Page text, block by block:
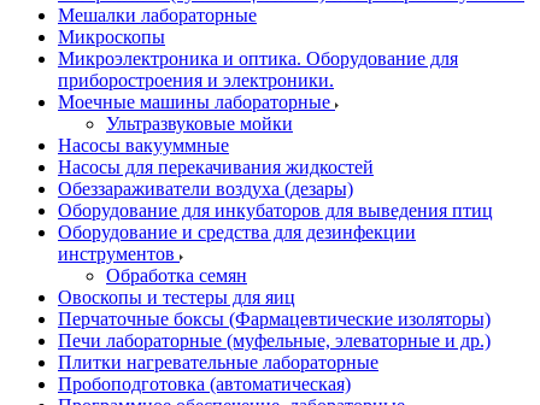
Мешалки лабораторные
Микроскопы
Микроэлектроника и оптика. Оборудование для
приборостроения и электроники.
Моечные машины лабораторные
Ультразвуковые мойки
Насосы вакууммные
Насосы для перекачивания жидкостей
Обеззараживатели воздуха (дезары)
Оборудование для инкубаторов для выведения птиц
Оборудование и средства для дезинфекции
инструментов
Обработка семян
Овоскопы и тестеры для яиц
Перчаточные боксы (Фармацевтические изоляторы)
Печи лабораторные (муфельные, элеваторные и др.)
Плитки нагревательные лабораторные
Пробоподготовка (автоматическая)